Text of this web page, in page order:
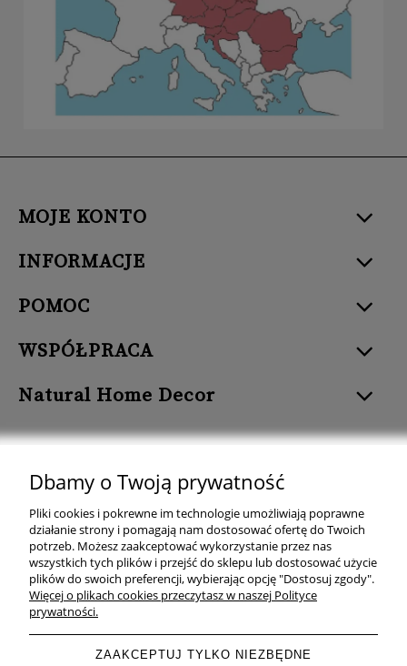
MOJE KONTO
INFORMACJE
POMOC
WSPÓŁPRACA
Natural Home Decor
Natural Home Decor | E-mail: sklep at naturalhomedecor.pl | Tel.:
507 707 299 | NIP: 7971800592 | REGON: 381429127
Copyright © 2026 - Naturalhomedecor.pl
Dbamy o Twoją prywatność
Pliki cookies i pokrewne im technologie umożliwiają poprawne
działanie strony i pomagają nam dostosować ofertę do Twoich
potrzeb. Możesz zaakceptować wykorzystanie przez nas
wszystkich tych plików i przejść do sklepu lub dostosować użycie
plików do swoich preferencji, wybierając opcję "Dostosuj zgody".
Więcej o plikach cookies przeczytasz w naszej Polityce
prywatności.
ZAAKCEPTUJ TYLKO NIEZBĘDNE